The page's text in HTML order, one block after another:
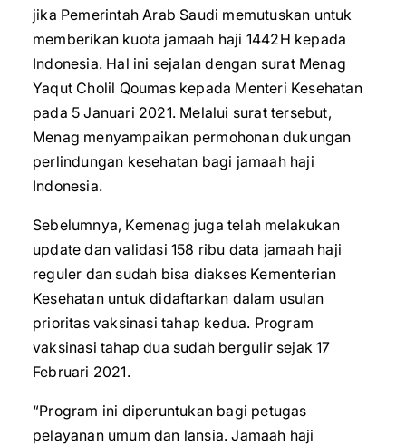
jika Pemerintah Arab Saudi memutuskan untuk
memberikan kuota jamaah haji 1442H kepada
Indonesia. Hal ini sejalan dengan surat Menag
Yaqut Cholil Qoumas kepada Menteri Kesehatan
pada 5 Januari 2021. Melalui surat tersebut,
Menag menyampaikan permohonan dukungan
perlindungan kesehatan bagi jamaah haji
Indonesia.
Sebelumnya, Kemenag juga telah melakukan
update dan validasi 158 ribu data jamaah haji
reguler dan sudah bisa diakses Kementerian
Kesehatan untuk didaftarkan dalam usulan
prioritas vaksinasi tahap kedua. Program
vaksinasi tahap dua sudah bergulir sejak 17
Februari 2021.
“Program ini diperuntukan bagi petugas
pelayanan umum dan lansia. Jamaah haji